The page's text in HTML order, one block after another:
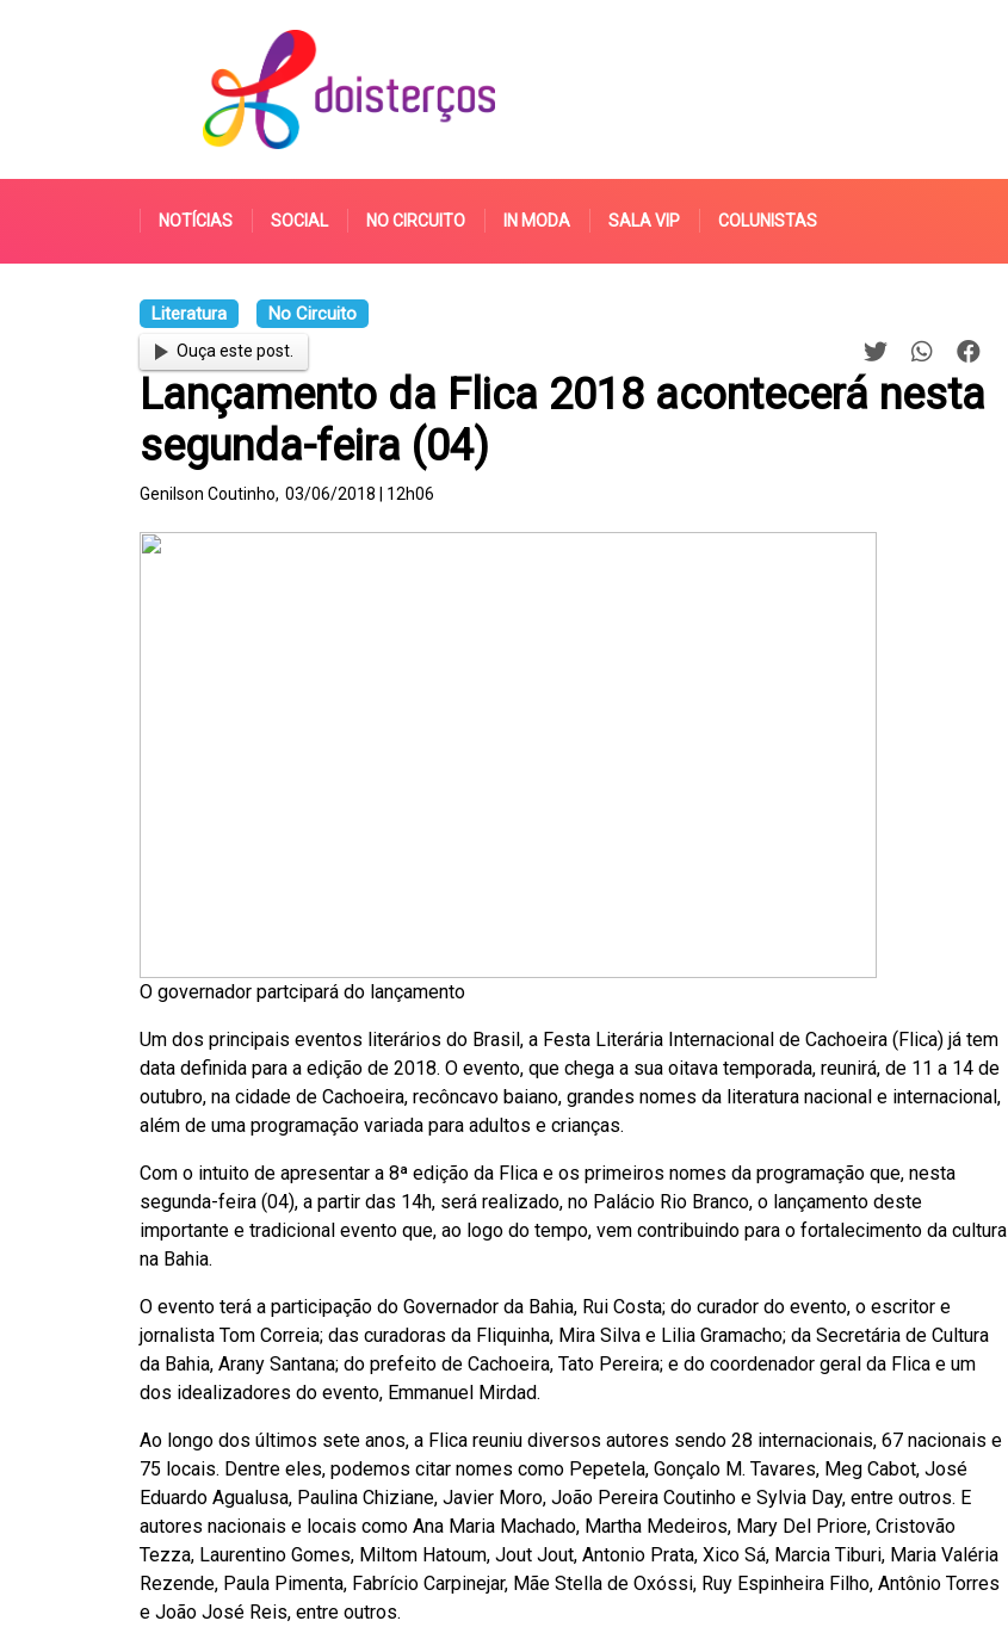
NOTÍCIAS SOCIAL NO CIRCUITO IN MODA SALA VIP COLUNISTAS
Literatura No Circuito
Ouça este post.
Lançamento da Flica 2018 acontecerá nesta
segunda-feira (04)
Genilson Coutinho, 03/06/2018 | 12h06
O governador partcipará do lançamento
Um dos principais eventos literários do Brasil, a Festa Literária Internacional de Cachoeira (Flica) já tem
data definida para a edição de 2018. O evento, que chega a sua oitava temporada, reunirá, de 11 a 14 de
outubro, na cidade de Cachoeira, recôncavo baiano, grandes nomes da literatura nacional e internacional,
além de uma programação variada para adultos e crianças.
Com o intuito de apresentar a 8ª edição da Flica e os primeiros nomes da programação que, nesta
segunda-feira (04), a partir das 14h, será realizado, no Palácio Rio Branco, o lançamento deste
importante e tradicional evento que, ao logo do tempo, vem contribuindo para o fortalecimento da cultura
na Bahia.
O evento terá a participação do Governador da Bahia, Rui Costa; do curador do evento, o escritor e
jornalista Tom Correia; das curadoras da Fliquinha, Mira Silva e Lilia Gramacho; da Secretária de Cultura
da Bahia, Arany Santana; do prefeito de Cachoeira, Tato Pereira; e do coordenador geral da Flica e um
dos idealizadores do evento, Emmanuel Mirdad.
Ao longo dos últimos sete anos, a Flica reuniu diversos autores sendo 28 internacionais, 67 nacionais e
75 locais. Dentre eles, podemos citar nomes como Pepetela, Gonçalo M. Tavares, Meg Cabot, José
Eduardo Agualusa, Paulina Chiziane, Javier Moro, João Pereira Coutinho e Sylvia Day, entre outros. E
autores nacionais e locais como Ana Maria Machado, Martha Medeiros, Mary Del Priore, Cristovão
Tezza, Laurentino Gomes, Miltom Hatoum, Jout Jout, Antonio Prata, Xico Sá, Marcia Tiburi, Maria Valéria
Rezende, Paula Pimenta, Fabrício Carpinejar, Mãe Stella de Oxóssi, Ruy Espinheira Filho, Antônio Torres
e João José Reis, entre outros.